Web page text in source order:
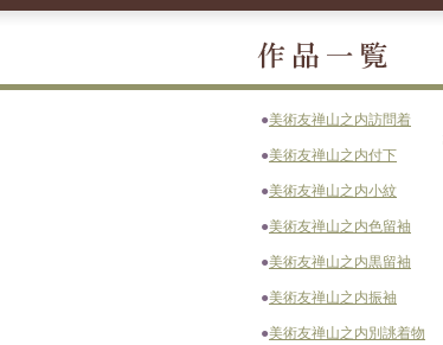
●美術友禅山之内訪問着
●美術友禅山之内付下
●美術友禅山之内小紋
●美術友禅山之内色留袖
●美術友禅山之内黒留袖
●美術友禅山之内振袖
●美術友禅山之内別誂着物